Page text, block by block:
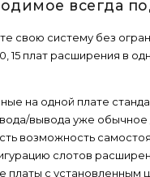
всегда
свою систему без
15 плат расширения в
на одной плате
вывода уже обычное
возможность
слотов
платы с установленным